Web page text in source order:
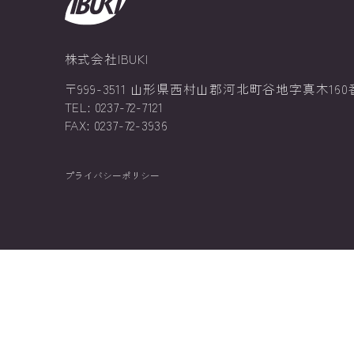
株式会社IBUKI
〒999-3511 山形県西村山郡河北町谷地字真木160
TEL: 0237-72-7121
FAX: 0237-72-3936
プライバシーポリシー